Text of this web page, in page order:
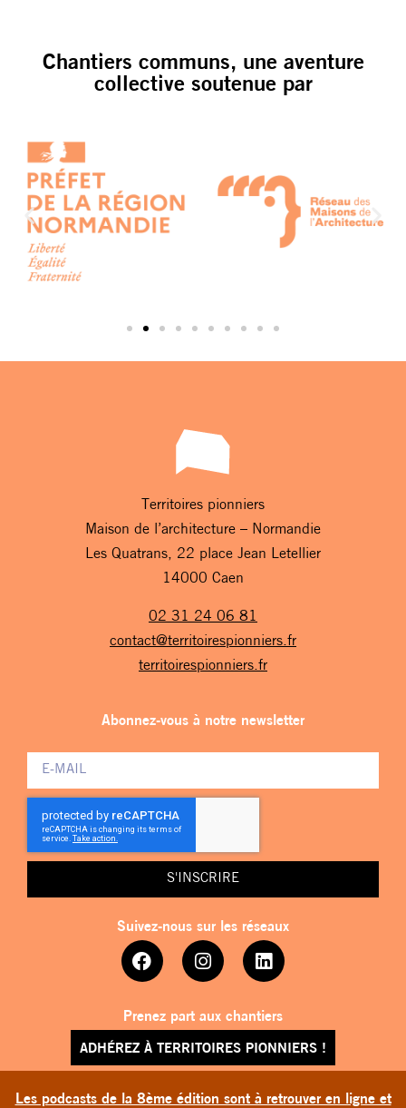
Les podcasts de la 8ème édition sont à retrouver en ligne et
Chantiers communs, une aventure
collective soutenue par
Territoires pionniers
Maison de l’architecture – Normandie
Les Quatrans, 22 place Jean Letellier
14000 Caen
02 31 24 06 81
contact@territoirespionniers.fr
territoirespionniers.fr
Abonnez-vous à notre newsletter
S'INSCRIRE
Suivez-nous sur les réseaux
Prenez part aux chantiers
ADHÉREZ À TERRITOIRES PIONNIERS !